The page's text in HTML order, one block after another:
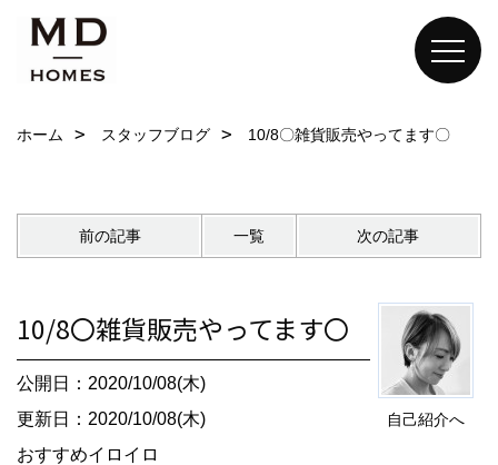
ホーム スタッフブログ 10/8〇雑貨販売やってます〇
前の記事 一覧 次の記事
自己紹介へ
10/8〇雑貨販売やってます〇
公開日：2020/10/08(木)
更新日：2020/10/08(木)
おすすめイロイロ